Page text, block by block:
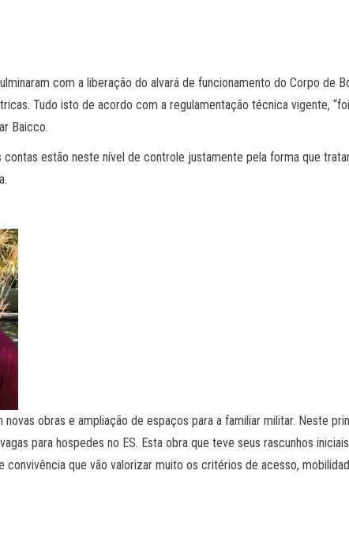
com a liberação do alvará de funcionamento do Corpo de
Tudo isto de acordo com a regulamentação técnica vigente,
Baicco.
estão neste nível de controle justamente pela forma que
obras e ampliação de espaços para a familiar militar. Neste
para hospedes no ES. Esta obra que teve seus rascunhos
que vão valorizar muito os critérios de acesso,